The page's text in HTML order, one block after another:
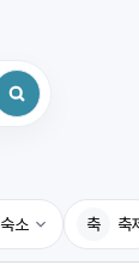
숙소 축 축